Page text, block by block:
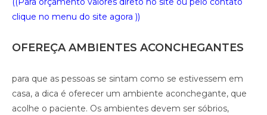
clique no menu do site agora ))
OFEREÇA AMBIENTES ACONCHEGANTES
para que as pessoas se sintam como se estivessem em
casa, a dica é oferecer um ambiente aconchegante, que
acolhe o paciente. Os ambientes devem ser sóbrios,